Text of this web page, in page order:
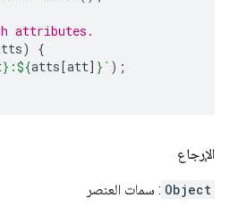
attributes.
)
{
} :${atts[att] } ` );
الإرجاع
Object : سمات العنصر